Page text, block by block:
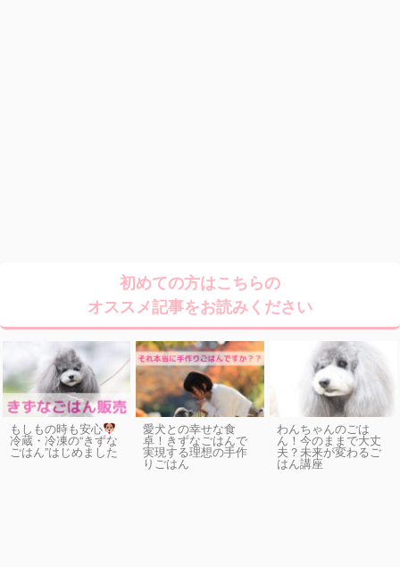
初めての方はこちらの
オススメ記事をお読みください
もしもの時も安心
冷蔵・冷凍の“きずな
ごはん”はじめました
愛犬との幸せな食
卓！きずなごはんで
実現する理想の手作
りごはん
わんちゃんのごは
ん！今のままで大丈
夫？未来が変わるご
はん講座